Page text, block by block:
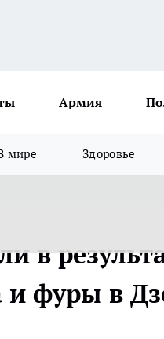
Армия
мире Здоровье
в
и фуры в